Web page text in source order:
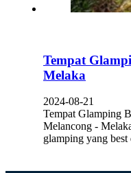
Tempat
Melaka
2024-08-21
Tempat Glamping
Melancong -
glamping yang